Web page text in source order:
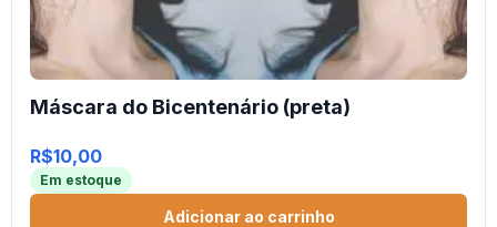
Máscara do Bicentenário (preta)
R$10,00
Em estoque
Adicionar ao carrinho